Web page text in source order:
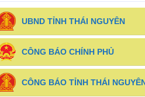
UBND TỈNH THÁI NGUYÊN
CÔNG BÁO CHÍNH PHỦ
CÔNG BÁO TỈNH THÁI